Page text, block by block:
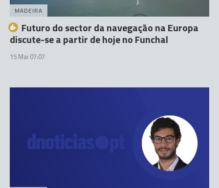
MADEIRA
Futuro do sector da navegação na Europa
discute-se a partir de hoje no Funchal
15 Mai 07:07